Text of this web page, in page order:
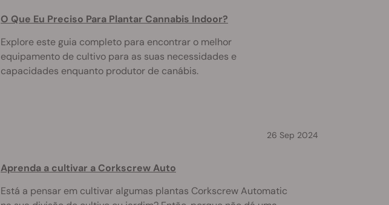
O Que Eu Preciso Para Plantar Cannabis Indoor?
Explore este guia completo para encontrar o melhor
equipamento de cultivo para as suas necessidades e
capacidades enquanto produtor de canábis.
26 Sep 2024
Aprenda a cultivar a Corkscrew Auto
Está a pensar em cultivar algumas plantas Corkscrew Automatic